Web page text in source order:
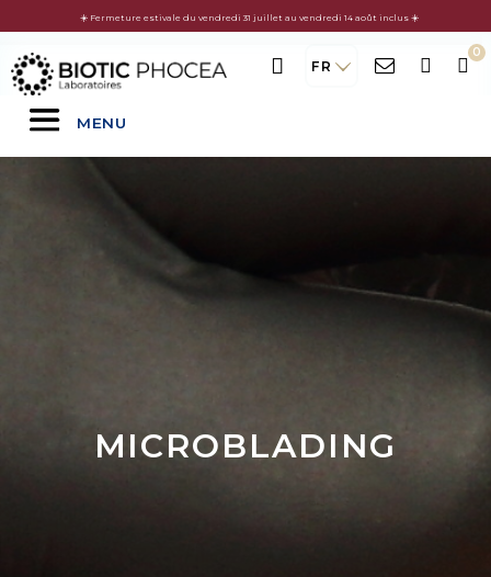
☀️ Fermeture estivale du vendredi 31 juillet au vendredi 14 août inclus ☀️
FR
MENU
MICROBLADING